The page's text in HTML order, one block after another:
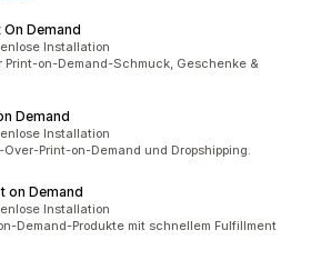
On Demand
insgesamtInstallation
Print-on-Demand-Schmuck, Geschenke &
Demand
insgesamtInstallation
Print-on-Demand und Dropshipping.
on Demand
insgesamtInstallation
Demand-Produkte mit schnellem Fulfillment